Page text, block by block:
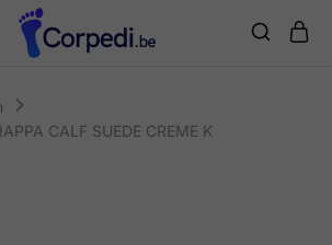
CALF SUEDE CREME K